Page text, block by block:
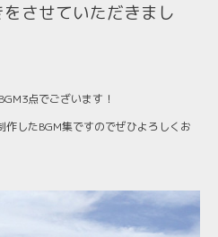
させていただきまし
点でございます！
したBGM集ですのでぜひよろしくお